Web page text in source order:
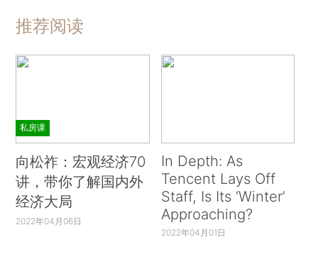
推荐阅读
私房课
向松祚：宏观经济70
讲，带你了解国内外
经济大局
2022年04月06日
In Depth: As
Tencent Lays Off
Staff, Is Its ‘Winter’
Approaching?
2022年04月01日